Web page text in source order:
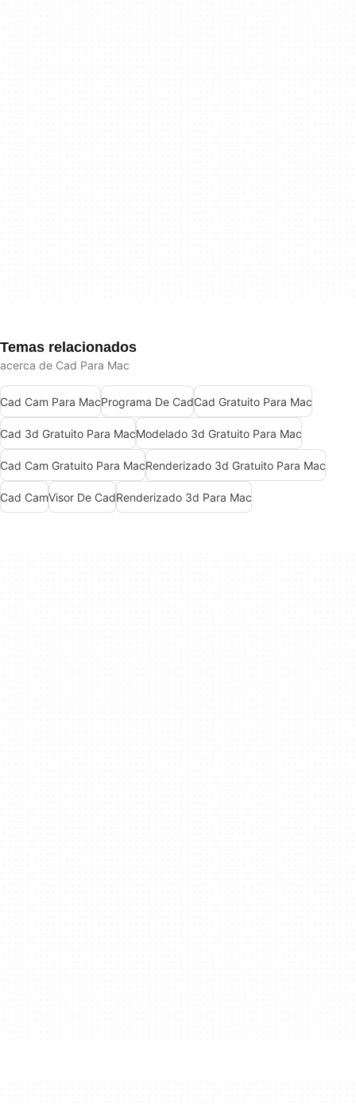
Temas relacionados
acerca de Cad Para Mac
Cad Cam Para MacPrograma De CadCad Gratuito Para Mac
Cad 3d Gratuito Para MacModelado 3d Gratuito Para Mac
Cad Cam Gratuito Para MacRenderizado 3d Gratuito Para Mac
Cad CamVisor De CadRenderizado 3d Para Mac